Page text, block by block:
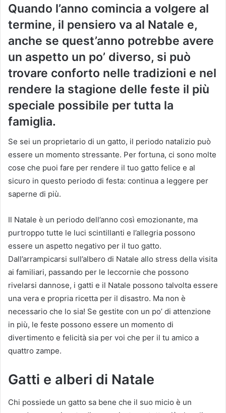
Quando l’anno comincia a volgere al
termine, il pensiero va al Natale e,
anche se quest’anno potrebbe avere
un aspetto un po’ diverso, si può
trovare conforto nelle tradizioni e nel
rendere la stagione delle feste il più
speciale possibile per tutta la
famiglia.
Se sei un proprietario di un gatto, il periodo natalizio può
essere un momento stressante. Per fortuna, ci sono molte
cose che puoi fare per rendere il tuo gatto felice e al
sicuro in questo periodo di festa: continua a leggere per
saperne di più.
Il Natale è un periodo dell’anno così emozionante, ma
purtroppo tutte le luci scintillanti e l’allegria possono
essere un aspetto negativo per il tuo gatto.
Dall’arrampicarsi sull’albero di Natale allo stress della visita
ai familiari, passando per le leccornie che possono
rivelarsi dannose, i gatti e il Natale possono talvolta essere
una vera e propria ricetta per il disastro. Ma non è
necessario che lo sia! Se gestite con un po’ di attenzione
in più, le feste possono essere un momento di
divertimento e felicità sia per voi che per il tu amico a
quattro zampe.
Gatti e alberi di Natale
Chi possiede un gatto sa bene che il suo micio è un